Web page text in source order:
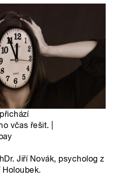
včas řešit. |
Jiří Novák, psycholog z
Holoubek.